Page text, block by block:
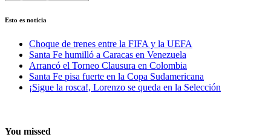
Esto es noticia
Choque de trenes entre la FIFA y la UEFA
Santa Fe humilló a Caracas en Venezuela
Arrancó el Torneo Clausura en Colombia
Santa Fe pisa fuerte en la Copa Sudamericana
¡Sigue la rosca!, Lorenzo se queda en la Selección
You missed